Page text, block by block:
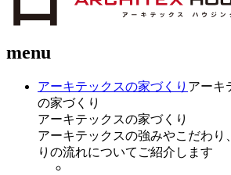
menu
アーキテックスの家づくり アーキ
の家づくり
アーキテックスの家づくり
アーキテックスの強みやこだわり
りの流れについてご紹介します